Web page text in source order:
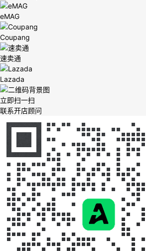
eMAG
Coupang
速卖通
Lazada
立即扫一扫
联系开店顾问